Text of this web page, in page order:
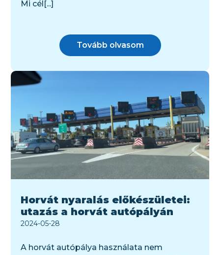
Mi cél[...]
Tovább olvasom
Horvát nyaralás előkészületei:
utazás a horvát autópályán
2024-05-28
A horvát autópálya használata nem